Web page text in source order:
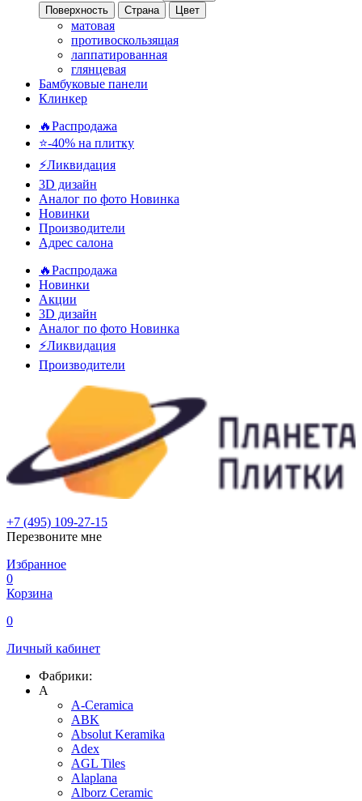
Поверхность Страна Цвет
матовая
противоскользящая
лаппатированная
глянцевая
Бамбуковые панели
Клинкер
🔥Распродажа
⭐-40% на плитку
⚡️Ликвидация
3D дизайн
Аналог по фото Новинка
Новинки
Производители
Адрес салона
🔥Распродажа
Новинки
Акции
3D дизайн
Аналог по фото Новинка
⚡Ликвидация
Производители
+7 (495) 109-27-15
Перезвоните мне
Избранное
0
Корзина
0
Личный кабинет
Фабрики:
A
A-Ceramica
ABK
Absolut Keramika
Adex
AGL Tiles
Alaplana
Alborz Ceramic